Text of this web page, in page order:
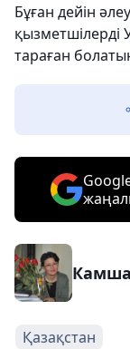
Бұған дейін
қызметшілерді
тараған
Қазақстан